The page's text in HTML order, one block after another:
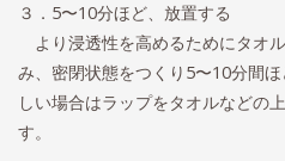
３．5〜10分ほど、放置する
より浸透性を高めるためにタオ
み、密閉状態をつくり5〜10分間
しい場合はラップをタオルなどの
す。